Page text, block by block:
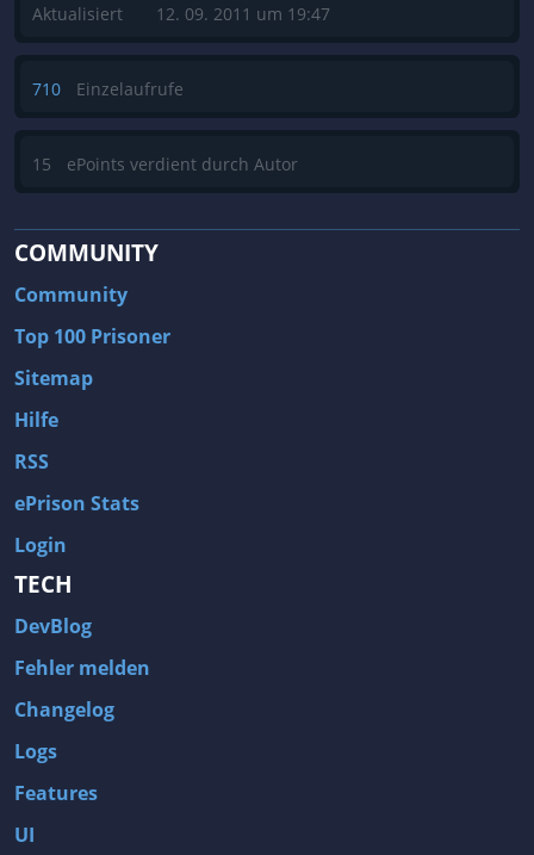
Aktualisiert
12. 09. 2011 um 19:47
710 Einzelaufrufe
15 ePoints verdient durch Autor
COMMUNITY
Community
Top 100 Prisoner
Sitemap
Hilfe
RSS
ePrison Stats
Login
TECH
DevBlog
Fehler melden
Changelog
Logs
Features
UI